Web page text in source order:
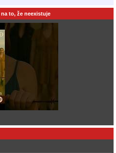
to, že neexistuje